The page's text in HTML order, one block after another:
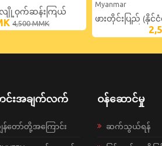
ျို့ဝှက်ဆန်းကြယ်
4,500 MMK
Myanmar
ဖားတိုင်းပြည် (နိုင်ငံ
းအချက်လက်
န်တော်တို့အကြောင်း
ဝန်ဆောင်မှု
ဆက်သွယ်ရန်